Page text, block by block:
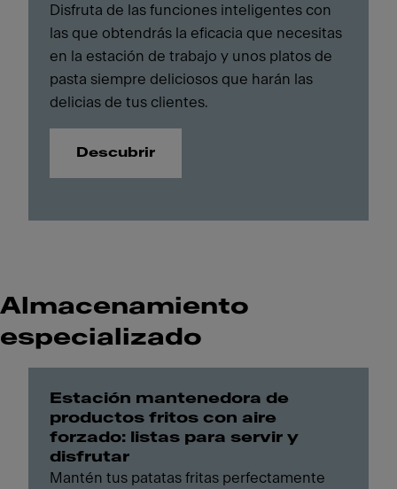
Disfruta de las funciones inteligentes con
las que obtendrás la eficacia que necesitas
en la estación de trabajo y unos platos de
pasta siempre deliciosos que harán las
delicias de tus clientes.
Descubrir
Almacenamiento
especializado
Estación mantenedora de
productos fritos con aire
forzado: listas para servir y
disfrutar
Mantén tus patatas fritas perfectamente